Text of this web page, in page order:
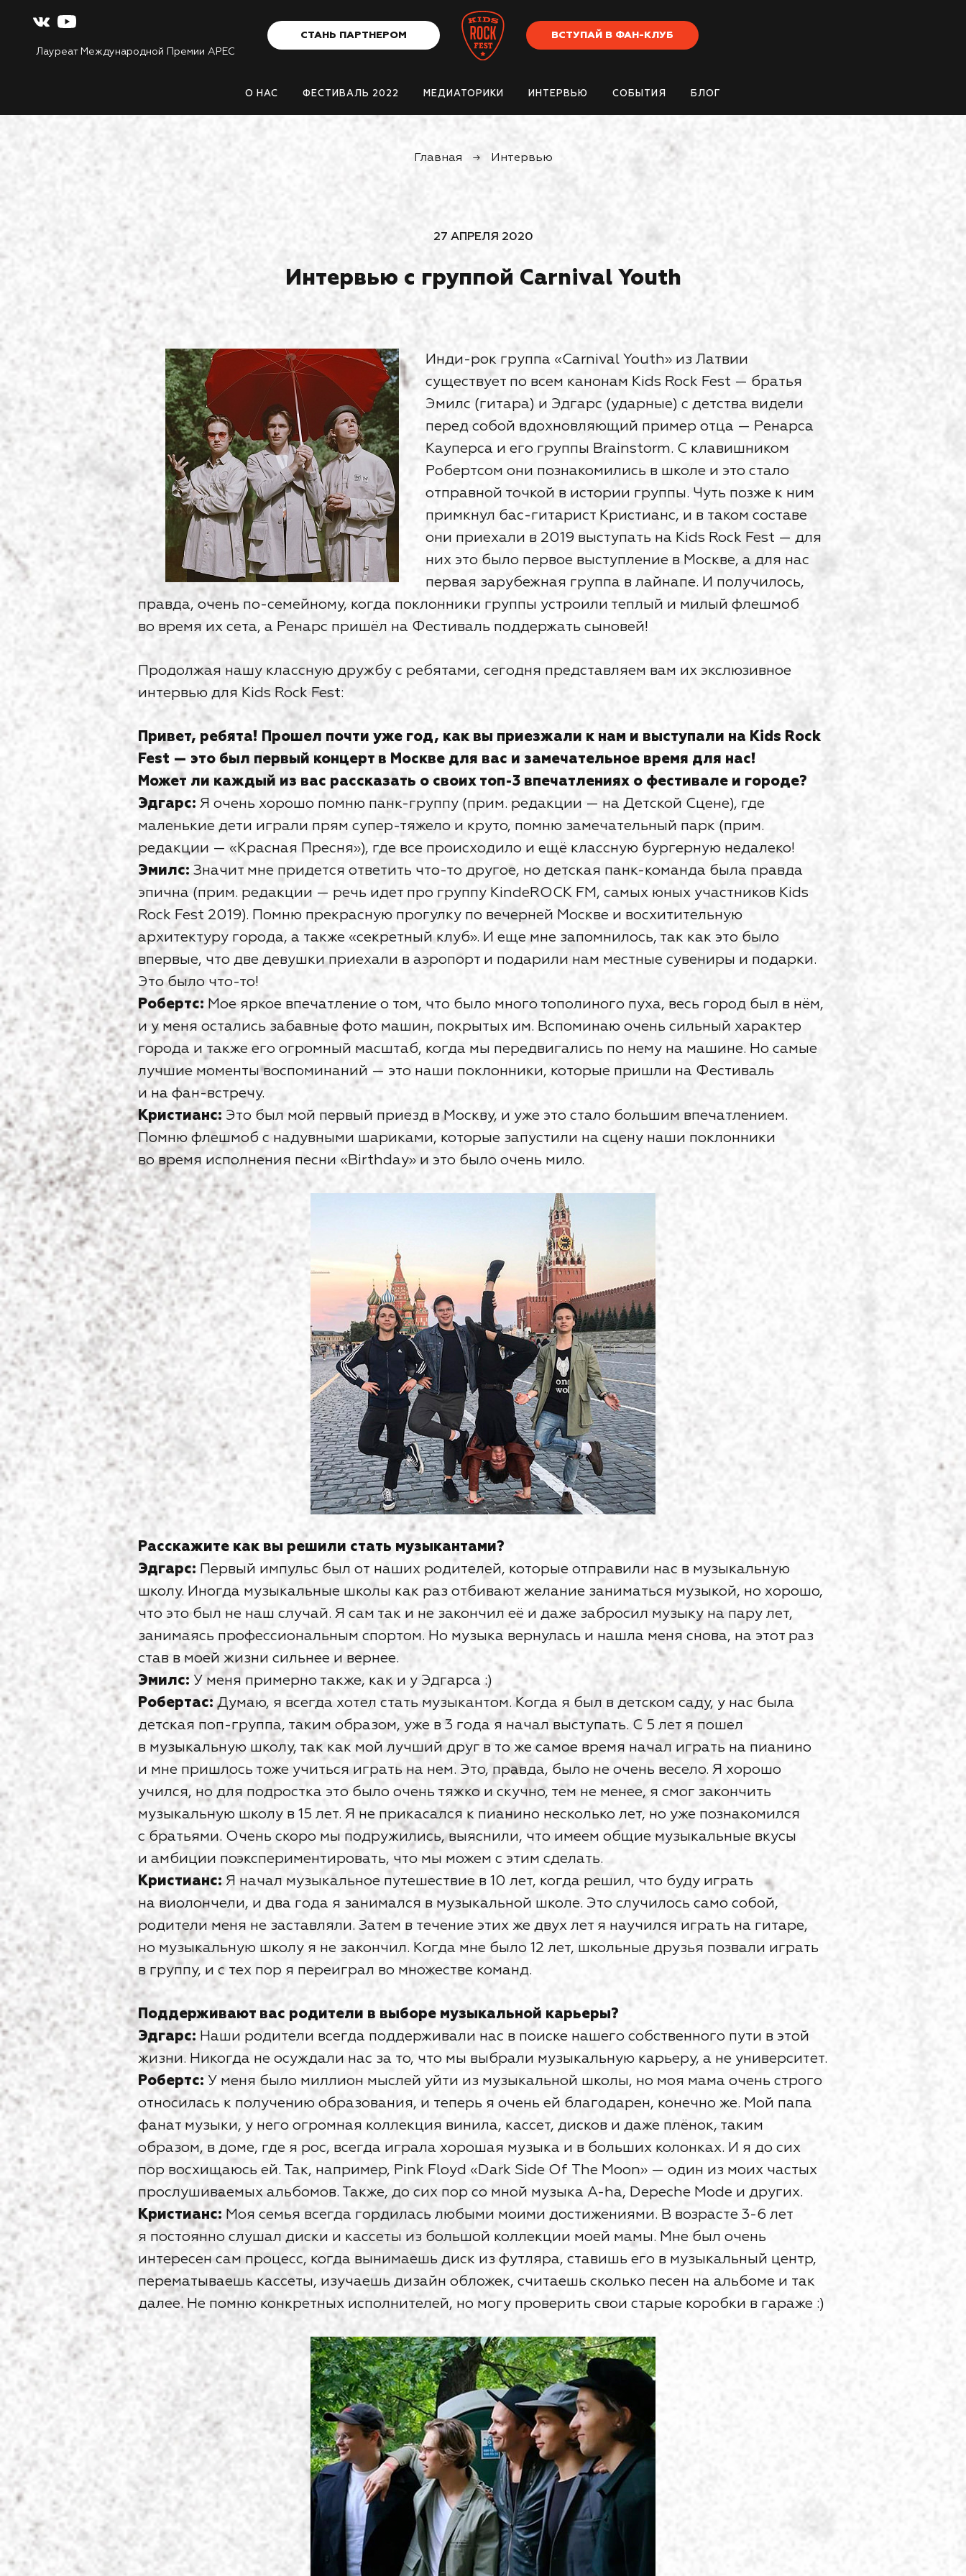
СТАНЬ ПАРТНЕРОМ
ВСТУПАЙ В ФАН-КЛУБ
Лауреат Международной Премии APEC
О НАС ФЕСТИВАЛЬ 2022 МЕДИАТОРИКИ ИНТЕРВЬЮ СОБЫТИЯ БЛОГ
Главная → Интервью
27 АПРЕЛЯ 2020
Интервью с группой Carnival Youth
Инди-рок группа «Carnival Youth» из Латвии
существует по всем канонам Kids Rock Fest — братья
Эмилс (гитара) и Эдгарс (ударные) с детства видели
перед собой вдохновляющий пример отца — Ренарса
Кауперса и его группы Brainstorm. С клавишником
Робертсом они познакомились в школе и это стало
отправной точкой в истории группы. Чуть позже к ним
примкнул бас-гитарист Кристианс, и в таком составе
они приехали в 2019 выступать на Kids Rock Fest — для
них это было первое выступление в Москве, а для нас
первая зарубежная группа в лайнапе. И получилось,
правда, очень по-семейному, когда поклонники группы устроили теплый и милый флешмоб
во время их сета, а Ренарс пришёл на Фестиваль поддержать сыновей!
Продолжая нашу классную дружбу с ребятами, сегодня представляем вам их экслюзивное
интервью для Kids Rock Fest:
Привет, ребята! Прошел почти уже год, как вы приезжали к нам и выступали на Kids Rock
Fest — это был первый концерт в Москве для вас и замечательное время для нас!
Может ли каждый из вас рассказать о своих топ-3 впечатлениях о фестивале и городе?
Эдгарс: Я очень хорошо помню панк-группу (прим. редакции — на Детской Сцене), где
маленькие дети играли прям супер-тяжело и круто, помню замечательный парк (прим.
редакции — «Красная Пресня»), где все происходило и ещё классную бургерную недалеко!
Эмилс: Значит мне придется ответить что-то другое, но детская панк-команда была правда
эпична (прим. редакции — речь идет про группу KindeROCK FМ, самых юных участников Kids
Rock Fest 2019). Помню прекрасную прогулку по вечерней Москве и восхитительную
архитектуру города, а также «секретный клуб». И еще мне запомнилось, так как это было
впервые, что две девушки приехали в аэропорт и подарили нам местные сувениры и подарки.
Это было что-то!
Робертс: Мое яркое впечатление о том, что было много тополиного пуха, весь город был в нём,
и у меня остались забавные фото машин, покрытых им. Вспоминаю очень сильный характер
города и также его огромный масштаб, когда мы передвигались по нему на машине. Но самые
лучшие моменты воспоминаний — это наши поклонники, которые пришли на Фестиваль
и на фан-встречу.
Кристианс: Это был мой первый приезд в Москву, и уже это стало большим впечатлением.
Помню флешмоб с надувными шариками, которые запустили на сцену наши поклонники
во время исполнения песни «Birthday» и это было очень мило.
Расскажите как вы решили стать музыкантами?
Эдгарс: Первый импульс был от наших родителей, которые отправили нас в музыкальную
школу. Иногда музыкальные школы как раз отбивают желание заниматься музыкой, но хорошо,
что это был не наш случай. Я сам так и не закончил её и даже забросил музыку на пару лет,
занимаясь профессиональным спортом. Но музыка вернулась и нашла меня снова, на этот раз
став в моей жизни сильнее и вернее.
Эмилс: У меня примерно также, как и у Эдгарса :)
Робертас:Думаю, я всегда хотел стать музыкантом. Когда я был в детском саду, у нас была
детская поп-группа, таким образом, уже в 3 года я начал выступать. С 5 лет я пошел
в музыкальную школу, так как мой лучший друг в то же самое время начал играть на пианино
и мне пришлось тоже учиться играть на нем. Это, правда, было не очень весело. Я хорошо
учился, но для подростка это было очень тяжко и скучно, тем не менее, я смог закончить
музыкальную школу в 15 лет. Я не прикасался к пианино несколько лет, но уже познакомился
с братьями. Очень скоро мы подружились, выяснили, что имеем общие музыкальные вкусы
и амбиции поэкспериментировать, что мы можем с этим сделать.
Кристианс: Я начал музыкальное путешествие в 10 лет, когда решил, что буду играть
на виолончели, и два года я занимался в музыкальной школе. Это случилось само собой,
родители меня не заставляли. Затем в течение этих же двух лет я научился играть на гитаре,
но музыкальную школу я не закончил. Когда мне было 12 лет, школьные друзья позвали играть
в группу, и с тех пор я переиграл во множестве команд.
Поддерживают вас родители в выборе музыкальной карьеры?
Эдгарс: Наши родители всегда поддерживали нас в поиске нашего собственного пути в этой
жизни. Никогда не осуждали нас за то, что мы выбрали музыкальную карьеру, а не университет.
Робертс: У меня было миллион мыслей уйти из музыкальной школы, но моя мама очень строго
относилась к получению образования, и теперь я очень ей благодарен, конечно же. Мой папа
фанат музыки, у него огромная коллекция винила, кассет, дисков и даже плёнок, таким
образом, в доме, где я рос, всегда играла хорошая музыка и в больших колонках. И я до сих
пор восхищаюсь ей. Так, например, Pink Floyd «Dark Side Of The Moon» — один из моих частых
прослушиваемых альбомов. Также, до сих пор со мной музыка A-ha, Depeche Mode и других.
Кристианс: Моя семья всегда гордилась любыми моими достижениями. В возрасте 3-6 лет
я постоянно слушал диски и кассеты из большой коллекции моей мамы. Мне был очень
интересен сам процесс, когда вынимаешь диск из футляра, ставишь его в музыкальный центр,
перематываешь кассеты, изучаешь дизайн обложек, считаешь сколько песен на альбоме и так
далее. Не помню конкретных исполнителей, но могу проверить свои старые коробки в гараже :)